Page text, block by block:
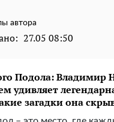
автора
27.05 08:50
Подола: Владимир
удивляет
загадки она